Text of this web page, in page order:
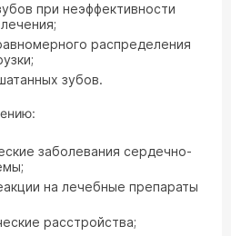
при неэффективности
распределения
зубов.
заболевания сердечно-
на лечебные препараты
расстройства;